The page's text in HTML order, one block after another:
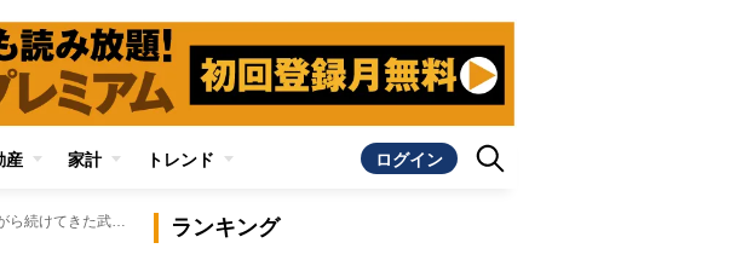
産 家計 トレンド ログイン
高市首相就任で“特需”に沸く日本の防衛産業の課題 国民を誤魔化しながら続けてきた武器輸出拡大は限界へ、「安全保障のために必要だと正面から議論すべき」の指摘 ランキング